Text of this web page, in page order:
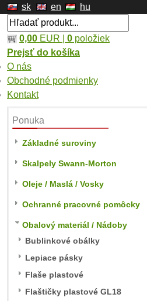
sk en hu
0,00 EUR | 0 položiek
Prejsť do košíka
O nás
Obchodné podmienky
Kontakt
Ponuka
Základné suroviny
Skalpely Swann-Morton
Oleje / Maslá / Vosky
Ochranné pracovné pomôcky
Obalový materiál / Nádoby
Bublinkové obálky
Lepiace pásky
Flaše plastové
Flaštičky plastové GL18